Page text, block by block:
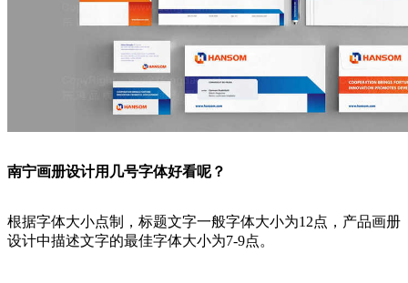
南宁画册设计用几号字体好看呢？
根据字体大小点制，标题文字一般字体大小为12点，产品画册
设计中描述文字的最佳字体大小为7-9点。